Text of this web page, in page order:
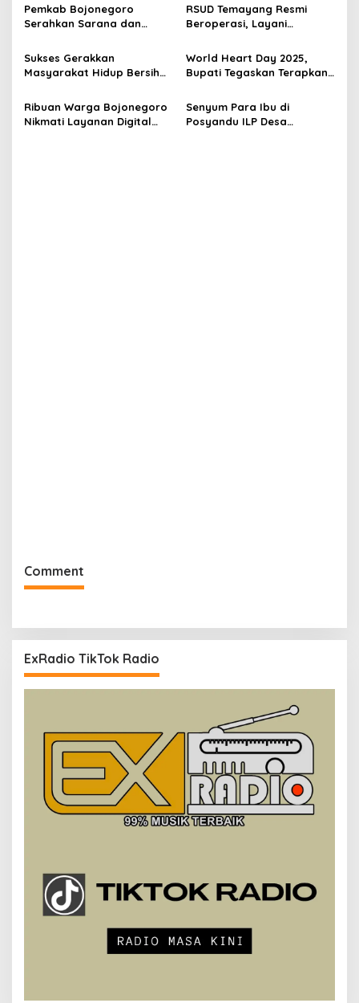
g
a
t
i
o
n
dan Berkualitas
Pemkab Bojonegoro
Serahkan Sarana dan
Layanan Kesehatan di
Puskesmas dan RSUD
RSUD Temayang Resmi
Beroperasi, Layani
Bojonegoro Wilayah
Selatan
Sukses Gerakkan
Masyarakat Hidup Bersih
Bojonegoro Raih
Penghargaan Tingkat
Jatim
World Heart Day 2025,
Bupati Tegaskan Terapkan
yang Sehat
Ribuan Warga Bojonegoro
Nikmati Layanan Digital
Senyum Para Ibu di
Posyandu ILP Desa
Comment
ExRadio TikTok Radio